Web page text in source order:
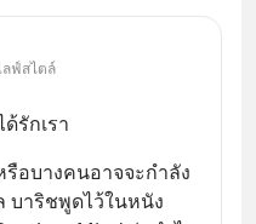
ลฟ์สไตล์
รักเรา
รือบางคนอาจจะกำลัง
บาริชพูดไว้ในหนัง